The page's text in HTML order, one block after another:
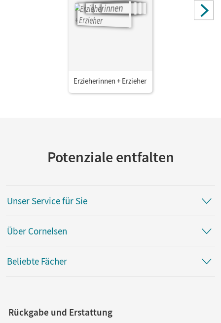
Erzieherinnen + Erzieher
Potenziale entfalten
Unser Service für Sie
Über Cornelsen
Beliebte Fächer
Rückgabe und Erstattung